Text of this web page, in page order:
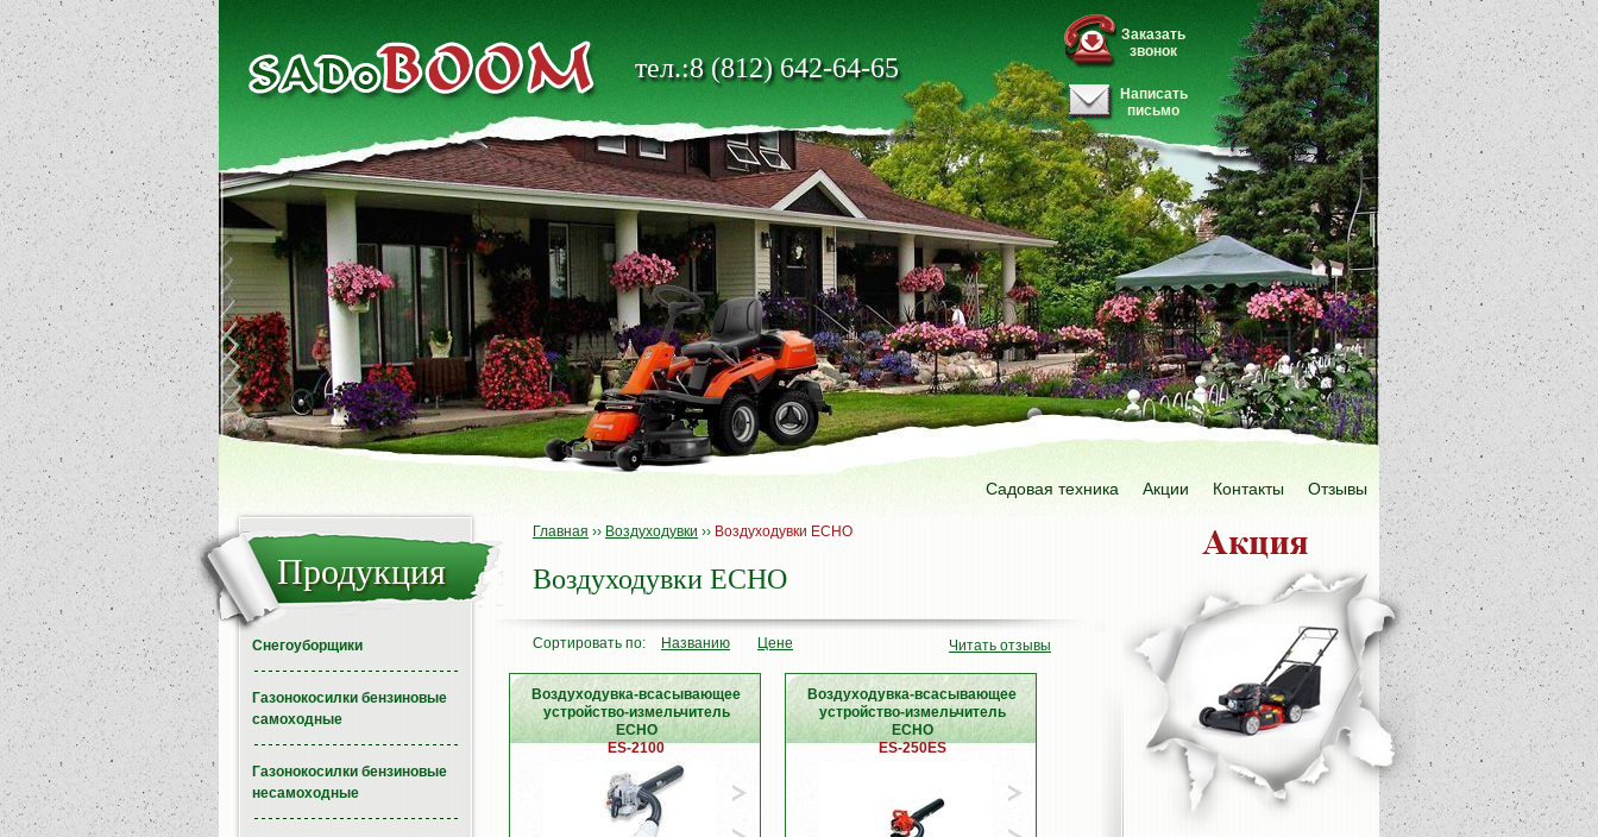
тел.:8 (812) 642-64-65
Заказать
звонок
Написать
письмо
Садовая техника Акции Контакты Отзывы
Главная ›› Воздуходувки ›› Воздуходувки ECHO
Воздуходувки ECHO
Сортировать по: Названию Цене Читать отзывы
Воздуходувка-всасывающее
устройство-измельчитель
ECHO
ES-2100
Воздуходувка-всасывающее
устройство-измельчитель
ECHO
ES-250ES
Продукция
Снегоуборщики
Газонокосилки бензиновые
самоходные
Газонокосилки бензиновые
несамоходные